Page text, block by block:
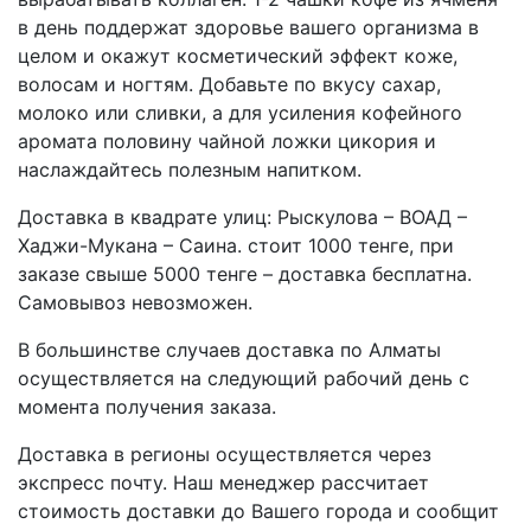
в день поддержат здоровье вашего организма в
целом и окажут косметический эффект коже,
волосам и ногтям. Добавьте по вкусу сахар,
молоко или сливки, а для усиления кофейного
аромата половину чайной ложки цикория и
наслаждайтесь полезным напитком.
Доставка в квадрате улиц: Рыскулова – ВОАД –
Хаджи-Мукана – Саина. стоит 1000 тенге, при
заказе свыше 5000 тенге – доставка бесплатна.
Самовывоз невозможен.
В большинстве случаев доставка по Алматы
осуществляется на следующий рабочий день с
момента получения заказа.
Доставка в регионы осуществляется через
экспресс почту. Наш менеджер рассчитает
стоимость доставки до Вашего города и сообщит